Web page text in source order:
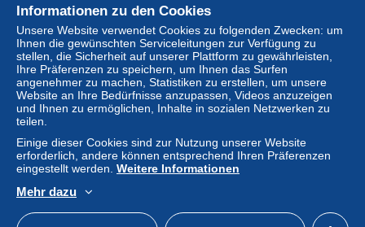
Brief mit Sendungsverfolgung
(Großformat/Großbrief)
Zahlung per:
Von 1 bis 1000 Objekte
Ab 1001
Einlogg
en
Anmeld
en
Diesen Verkäufer zu meiner schwarzen Liste
Informationen zu den Cookies
Unsere Website verwendet Cookies zu folgenden Zwecken: um
Ihnen die gewünschten Serviceleitungen zur Verfügung zu
stellen, die Sicherheit auf unserer Plattform zu gewährleisten,
Ihre Präferenzen zu speichern, um Ihnen das Surfen
angenehmer zu machen, Statistiken zu erstellen, um unsere
Website an Ihre Bedürfnisse anzupassen, Videos anzuzeigen
und Ihnen zu ermöglichen, Inhalte in sozialen Netzwerken zu
teilen.
Einige dieser Cookies sind zur Nutzung unserer Website
erforderlich, andere können entsprechend Ihren Präferenzen
eingestellt werden. Weitere Informationen
Mehr dazu
Online-Hilfe
Auf Delcampe kaufen
Auf Delcampe verkaufen
Eine sichere Website